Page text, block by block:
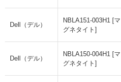
Dell（デル）
NBLA151-003H1 [マ
グネタイト]
Dell（デル）
NBLA150-004H1 [マ
グネタイト]